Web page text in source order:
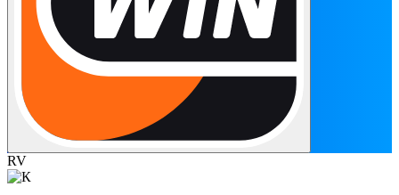
RV